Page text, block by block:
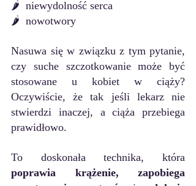
🌶️  niewydolność serca
🌶️  nowotwory
Nasuwa się w związku z tym pytanie,
czy suche szczotkowanie może być
stosowane u kobiet w ciąży?
Oczywiście, że tak jeśli lekarz nie
stwierdzi inaczej, a ciąża przebiega
prawidłowo.
poprawia krążenie, zapobiega